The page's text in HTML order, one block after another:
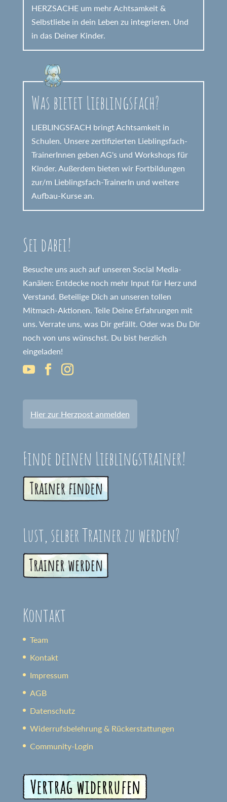
HERZSACHE um mehr Achtsamkeit &
Selbstliebe in dein Leben zu integrieren. Und
in das Deiner Kinder.
Was bietet Lieblingsfach?
LIEBLINGSFACH bringt Achtsamkeit in
Schulen. Unsere zertifizierten Lieblingsfach-
TrainerInnen geben AG's und Workshops für
Kinder. Außerdem bieten wir Fortbildungen
zur/m Lieblingsfach-TrainerIn und weitere
Aufbau-Kurse an.
Sei dabei!
Besuche uns auch auf unseren Social Media-
Kanälen: Entdecke noch mehr Input für Herz und
Verstand. Beteilige Dich an unseren tollen
Mitmach-Aktionen. Teile Deine Erfahrungen mit
uns. Verrate uns, was Dir gefällt. Oder was Du Dir
noch von uns wünschst. Du bist herzlich
eingeladen!
Hier zur Herzpost anmelden
Finde deinen Lieblingstrainer!
Lust, selber Trainer zu werden?
Kontakt
Team
Kontakt
Impressum
AGB
Datenschutz
Widerrufsbelehrung & Rückerstattungen
Community-Login